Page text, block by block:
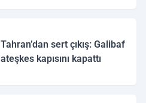
Tahran’dan sert çıkış: Galibaf
ateşkes kapısını kapattı